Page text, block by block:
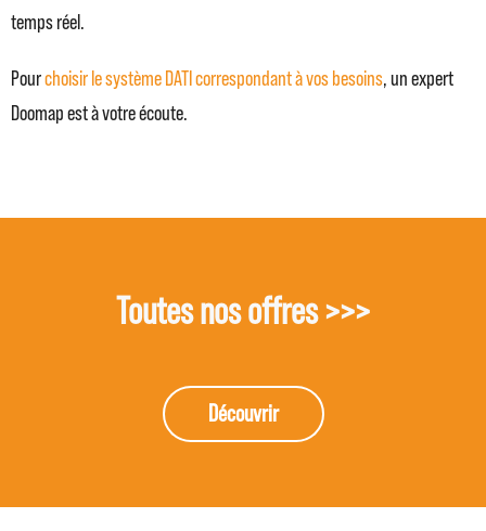
temps réel.
Pourchoisir le système DATI correspondant à vos besoins, un expert
Doomap est à votre écoute.
Toutes nos offres >>>
Découvrir